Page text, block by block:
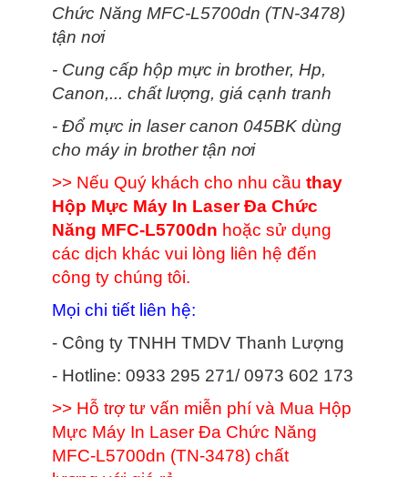
Chức Năng MFC-L5700dn (TN-3478)
tận nơi
- Cung cấp hộp mực in brother, Hp,
Canon,... chất lượng, giá cạnh tranh
- Đổ mực in laser canon 045BK dùng
cho máy in brother tận nơi
>> Nếu Quý khách cho nhu cầu thay
Hộp Mực Máy In Laser Đa Chức
Năng MFC-L5700dn hoặc sử dụng
các dịch khác vui lòng liên hệ đến
công ty chúng tôi.
Mọi chi tiết liên hệ:
- Công ty TNHH TMDV Thanh Lượng
- Hotline: 0933 295 271/ 0973 602 173
>> Hỗ trợ tư vấn miễn phí và Mua Hộp
Mực Máy In Laser Đa Chức Năng
MFC-L5700dn (TN-3478) chất